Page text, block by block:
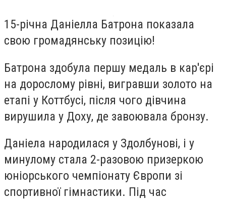
15-річна Даніелла Батрона показала
свою громадянську позицію!
Батрона здобула першу медаль в кар'єрі
на дорослому рівні, вигравши золото на
етапі у Коттбусі, після чого дівчина
вирушила у Доху, де завоювала бронзу.
Даніела народилася у Здолбунові, і у
минулому стала 2-разовою призеркою
юніорського чемпіонату Європи зі
спортивної гімнастики. Під час